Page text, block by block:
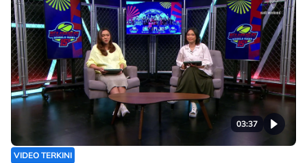
03:37
VIDEO TERKINI